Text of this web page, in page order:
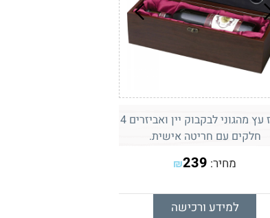
מארז עץ מהגוני לבקבוק יין ואביזרים 4
חלקים עם חריטה אישית.
מחיר: ₪239
למידע ורכישה